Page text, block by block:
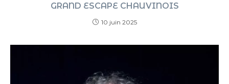
GRAND ESCAPE CHAUVINOIS
10 juin 2025